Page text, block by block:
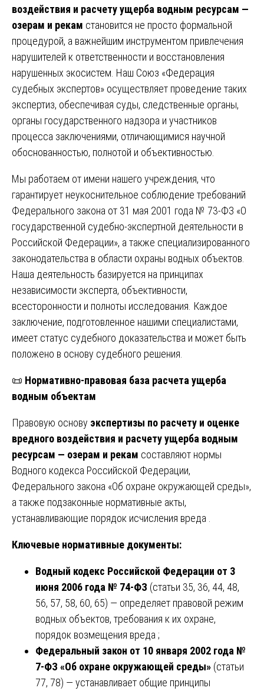
воздействия и расчету ущерба водным ресурсам —
озерам и рекам становится не просто формальной
процедурой, а важнейшим инструментом привлечения
нарушителей к ответственности и восстановления
нарушенных экосистем. Наш Союз «Федерация
судебных экспертов» осуществляет проведение таких
экспертиз, обеспечивая суды, следственные органы,
органы государственного надзора и участников
процесса заключениями, отличающимися научной
обоснованностью, полнотой и объективностью.
Мы работаем от имени нашего учреждения, что
гарантирует неукоснительное соблюдение требований
Федерального закона от 31 мая 2001 года № 73-ФЗ «О
государственной судебно-экспертной деятельности в
Российской Федерации», а также специализированного
законодательства в области охраны водных объектов.
Наша деятельность базируется на принципах
независимости эксперта, объективности,
всесторонности и полноты исследования. Каждое
заключение, подготовленное нашими специалистами,
имеет статус судебного доказательства и может быть
положено в основу судебного решения.
📜 Нормативно-правовая база расчета ущерба
водным объектам
Правовую основу экспертизы по расчету и оценке
вредного воздействия и расчету ущерба водным
ресурсам — озерам и рекам составляют нормы
Водного кодекса Российской Федерации,
Федерального закона «Об охране окружающей среды»,
а также подзаконные нормативные акты,
устанавливающие порядок исчисления вреда .
Ключевые нормативные документы:
Водный кодекс Российской Федерации от 3
июня 2006 года № 74-ФЗ (статьи 35, 36, 44, 48,
56, 57, 58, 60, 65) — определяет правовой режим
водных объектов, требования к их охране,
порядок возмещения вреда ;
Федеральный закон от 10 января 2002 года №
7-ФЗ «Об охране окружающей среды» (статьи
77, 78) — устанавливает общие принципы